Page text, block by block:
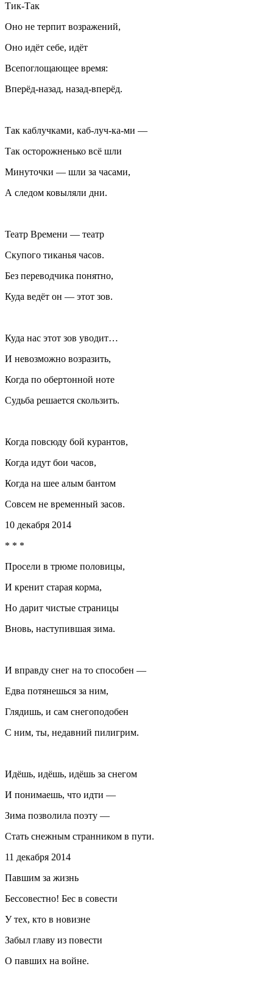
Тик-Так
Оно не терпит возражений,
Оно идёт себе, идёт
Всепоглощающее время:
Вперёд-назад, назад-вперёд.
Так каблучками, каб-луч-ка-ми —
Так осторожненько всё шли
Минуточки — шли за часами,
А следом ковыляли дни.
Театр Времени — театр
Скупого тиканья часов.
Без переводчика понятно,
Куда ведёт он — этот зов.
Куда нас этот зов уводит…
И невозможно возразить,
Когда по обертонной ноте
Судьба решается скользить.
Когда повсюду бой курантов,
Когда идут бои часов,
Когда на шее алым бантом
Совсем не временный засов.
10 декабря 2014
* * *
Просели в трюме половицы,
И кренит старая корма,
Но дарит чистые страницы
Вновь, наступившая зима.
И вправду снег на то способен —
Едва потянешься за ним,
Глядишь, и сам снегоподобен
С ним, ты, недавний пилигрим.
Идёшь, идёшь, идёшь за снегом
И понимаешь, что идти —
Зима позволила поэту —
Стать снежным странником в пути.
11 декабря 2014
Павшим за жизнь
Бессовестно! Бес в совести
У тех, кто в новизне
Забыл главу из повести
О павших на войне.